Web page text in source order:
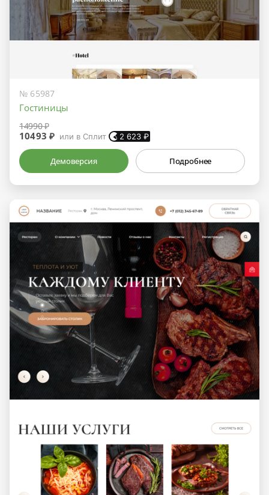
№ 65987
Гостиницы
14990 ₽
10493 ₽ или в Сплит 2 623 ₽
Демоверсия Подробнее